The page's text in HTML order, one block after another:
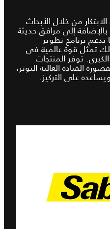
وتواصل شركة Alpinestars الابتكار من خلال الأبحاث
بالإضافة إلى مرافق حديثة
تدعم برنامج تطوير
تمثل قوة عالمية في
توفر المنتجات
القيادة العالية التوتر،
على التركيز.